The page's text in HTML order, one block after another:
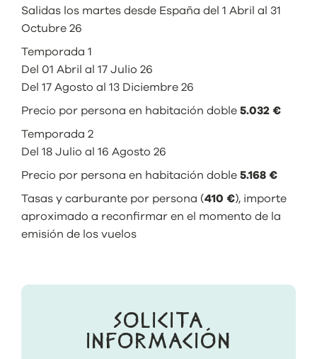
Salidas los martes desde España del 1 Abril al 31
Octubre 26
Temporada 1
Del 01 Abril al 17 Julio 26
Del 17 Agosto al 13 Diciembre 26
Precio por persona en habitación doble 5.032 €
Temporada 2
Del 18 Julio al 16 Agosto 26
Precio por persona en habitación doble 5.168 €
Tasas y carburante por persona (410 €), importe
aproximado a reconfirmar en el momento de la
emisión de los vuelos
SOLICITA
INFORMACIÓN